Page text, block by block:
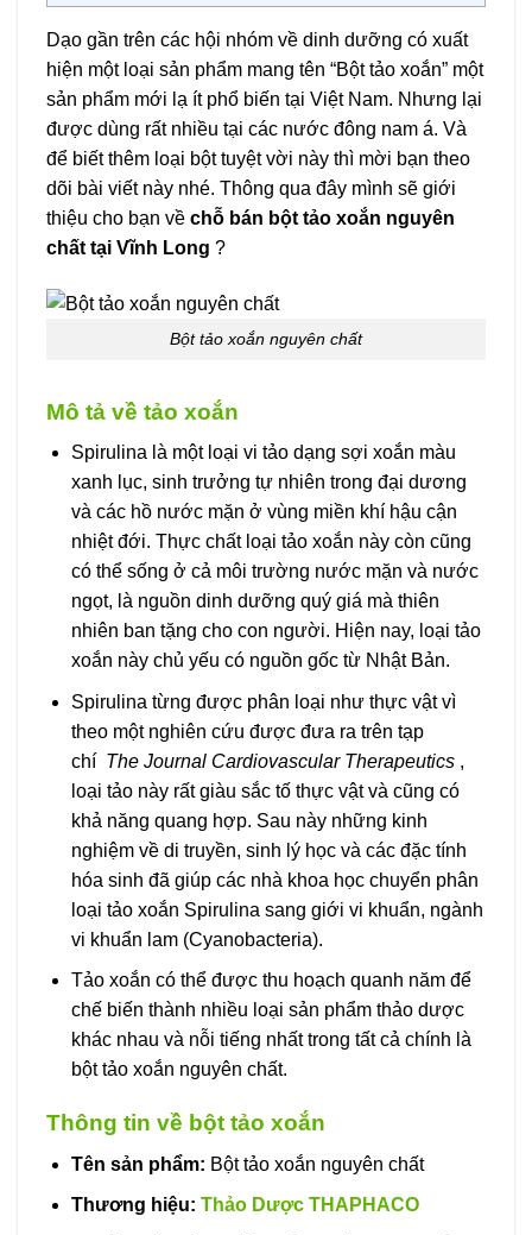
Dạo gần trên các hội nhóm về dinh dưỡng có xuất
hiện một loại sản phẩm mang tên “Bột tảo xoắn” một
sản phẩm mới lạ ít phổ biến tại Việt Nam. Nhưng lại
được dùng rất nhiều tại các nước đông nam á. Và
để biết thêm loại bột tuyệt vời này thì mời bạn theo
dõi bài viết này nhé. Thông qua đây mình sẽ giới
thiệu cho bạn về chỗ bán bột tảo xoắn nguyên
chất tại Vĩnh Long ?
Bột tảo xoắn nguyên chất
Mô tả về tảo xoắn
Spirulina là một loại vi tảo dạng sợi xoắn màu
xanh lục, sinh trưởng tự nhiên trong đại dương
và các hồ nước mặn ở vùng miền khí hậu cận
nhiệt đới. Thực chất loại tảo xoắn này còn cũng
có thể sống ở cả môi trường nước mặn và nước
ngọt, là nguồn dinh dưỡng quý giá mà thiên
nhiên ban tặng cho con người. Hiện nay, loại tảo
xoắn này chủ yếu có nguồn gốc từ Nhật Bản.
Spirulina từng được phân loại như thực vật vì
theo một nghiên cứu được đưa ra trên tạp
chí The Journal Cardiovascular Therapeutics ,
loại tảo này rất giàu sắc tố thực vật và cũng có
khả năng quang hợp. Sau này những kinh
nghiệm về di truyền, sinh lý học và các đặc tính
hóa sinh đã giúp các nhà khoa học chuyển phân
loại tảo xoắn Spirulina sang giới vi khuẩn, ngành
vi khuẩn lam (Cyanobacteria).
Tảo xoắn có thể được thu hoạch quanh năm để
chế biến thành nhiều loại sản phẩm thảo dược
khác nhau và nỗi tiếng nhất trong tất cả chính là
bột tảo xoắn nguyên chất.
Thông tin về bột tảo xoắn
Tên sản phẩm: Bột tảo xoắn nguyên chất
Thương hiệu: Thảo Dược THAPHACO